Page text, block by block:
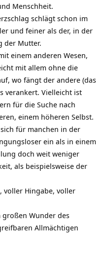
Menschheit.
schlägt schon im
und feiner als der, in der
der Mutter.
einem anderen Wesen,
mit allem ohne die
wo fängt der andere (das
verankert. Vielleicht ist
für die Suche nach
einem höheren Selbst.
für manchen in der
ein als in einem
doch weit weniger
als beispielsweise der
voller Hingabe, voller
Wunder des
Allmächtigen